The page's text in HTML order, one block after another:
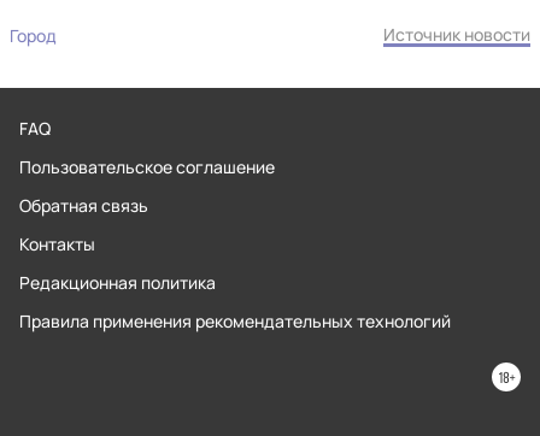
Город Источник новости
FAQ
Пользовательское соглашение
Обратная связь
Контакты
Редакционная политика
Правила применения рекомендательных технологий